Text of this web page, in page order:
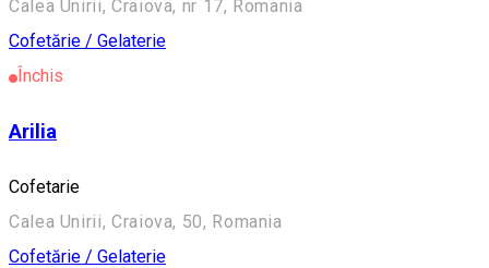
Calea Unirii, Craiova, nr 17, Romania
Cofetărie / Gelaterie
Închis
Arilia
Cofetarie
Calea Unirii, Craiova, 50, Romania
Cofetărie / Gelaterie